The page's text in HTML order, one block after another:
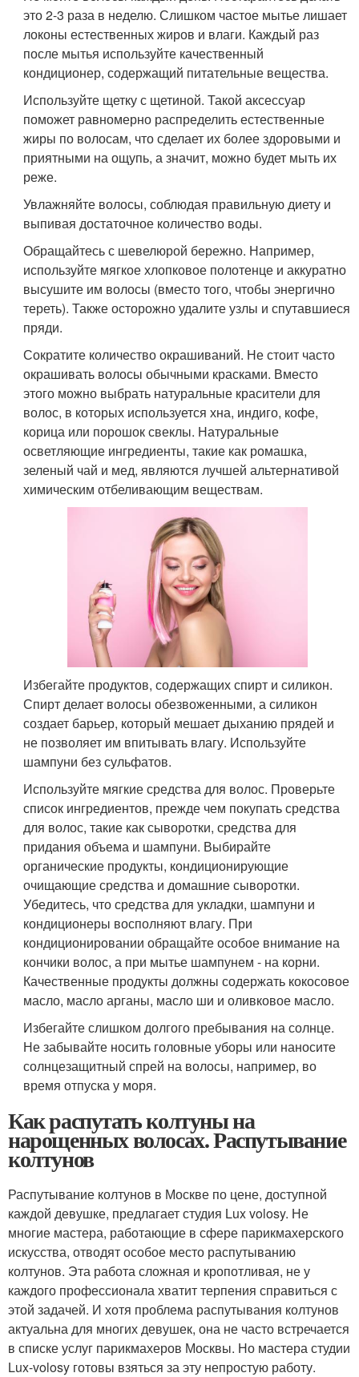
это 2-3 раза в неделю. Слишком частое мытье лишает
локоны естественных жиров и влаги. Каждый раз
после мытья используйте качественный
кондиционер, содержащий питательные вещества.
Используйте щетку с щетиной. Такой аксессуар
поможет равномерно распределить естественные
жиры по волосам, что сделает их более здоровыми и
приятными на ощупь, а значит, можно будет мыть их
реже.
Увлажняйте волосы, соблюдая правильную диету и
выпивая достаточное количество воды.
Обращайтесь с шевелюрой бережно. Например,
используйте мягкое хлопковое полотенце и аккуратно
высушите им волосы (вместо того, чтобы энергично
тереть). Также осторожно удалите узлы и спутавшиеся
пряди.
Сократите количество окрашиваний. Не стоит часто
окрашивать волосы обычными красками. Вместо
этого можно выбрать натуральные красители для
волос, в которых используется хна, индиго, кофе,
корица или порошок свеклы. Натуральные
осветляющие ингредиенты, такие как ромашка,
зеленый чай и мед, являются лучшей альтернативой
химическим отбеливающим веществам.
Избегайте продуктов, содержащих спирт и силикон.
Спирт делает волосы обезвоженными, а силикон
создает барьер, который мешает дыханию прядей и
не позволяет им впитывать влагу. Используйте
шампуни без сульфатов.
Используйте мягкие средства для волос. Проверьте
список ингредиентов, прежде чем покупать средства
для волос, такие как сыворотки, средства для
придания объема и шампуни. Выбирайте
органические продукты, кондиционирующие
очищающие средства и домашние сыворотки.
Убедитесь, что средства для укладки, шампуни и
кондиционеры восполняют влагу. При
кондиционировании обращайте особое внимание на
кончики волос, а при мытье шампунем - на корни.
Качественные продукты должны содержать кокосовое
масло, масло арганы, масло ши и оливковое масло.
Избегайте слишком долгого пребывания на солнце.
Не забывайте носить головные уборы или наносите
солнцезащитный спрей на волосы, например, во
время отпуска у моря.
Как распутать колтуны на
нарощенных волосах. Распутывание
колтунов
Распутывание колтунов в Москве по цене, доступной
каждой девушке, предлагает студия Lux volosy. Не
многие мастера, работающие в сфере парикмахерского
искусства, отводят особое место распутыванию
колтунов. Эта работа сложная и кропотливая, не у
каждого профессионала хватит терпения справиться с
этой задачей. И хотя проблема распутывания колтунов
актуальна для многих девушек, она не часто встречается
в списке услуг парикмахеров Москвы. Но мастера студии
Lux-volosy готовы взяться за эту непростую работу.